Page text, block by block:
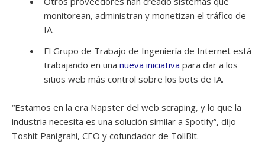
monitorean, administran y monetizan el tráfico de
IA.
El Grupo de Trabajo de Ingeniería de Internet está
trabajando en una nueva iniciativa para dar a los
sitios web más control sobre los bots de IA.
“Estamos en la era Napster del web scraping, y lo que la
industria necesita es una solución similar a Spotify”, dijo
Toshit Panigrahi, CEO y cofundador de TollBit.